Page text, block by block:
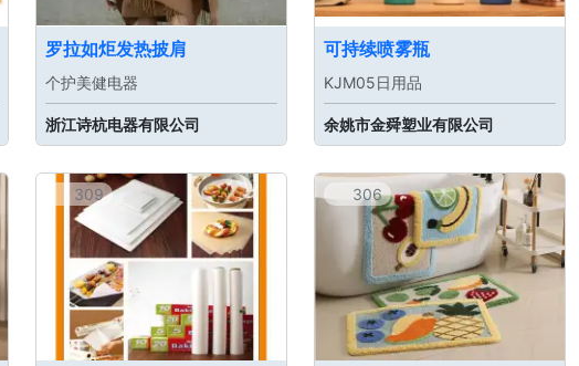
罗拉如炬发热披肩
个护美健电器
浙江诗杭电器有限公司
可持续喷雾瓶
KJM05日用品
余姚市金舜塑业有限公司
309 306